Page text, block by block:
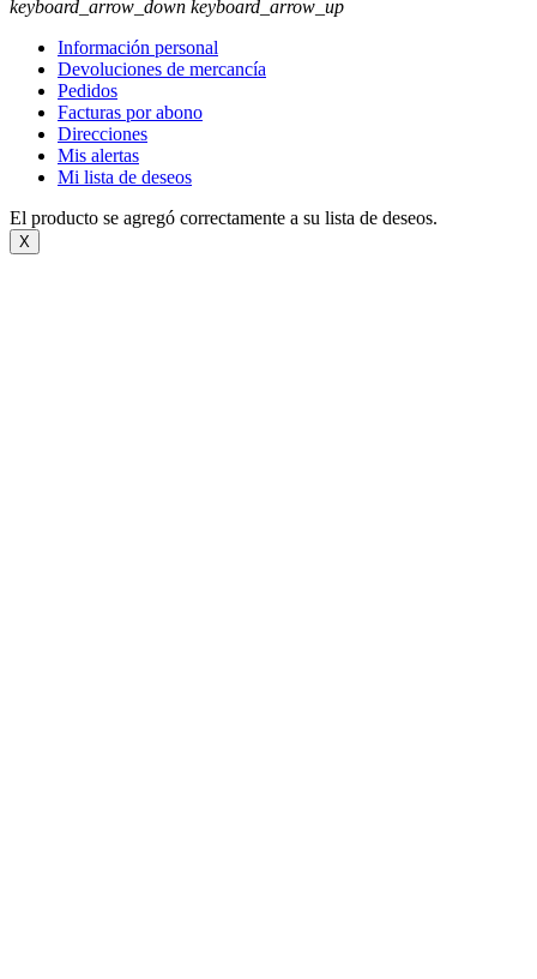
keyboard_arrow_down keyboard_arrow_up
Información personal
Devoluciones de mercancía
Pedidos
Facturas por abono
Direcciones
Mis alertas
Mi lista de deseos
El producto se agregó correctamente a su lista de deseos.
X